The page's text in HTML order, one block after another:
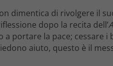
dimentica di rivolgere il
dopo la recita dell’
a portare la pace; cessare i
aiuto, questo è il